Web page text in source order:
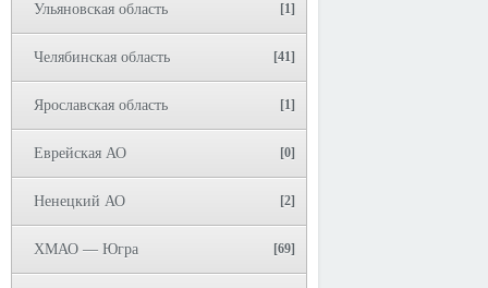
Ульяновская область [1]
Челябинская область [41]
Ярославская область [1]
Еврейская АО [0]
Ненецкий АО [2]
ХМАО — Югра [69]